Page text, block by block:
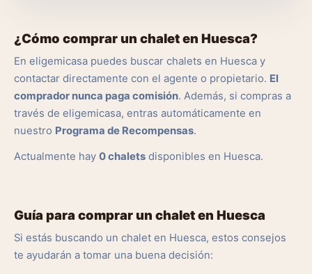
¿Cómo comprar un chalet en Huesca?
En eligemicasa puedes buscar chalets en Huesca y
contactar directamente con el agente o propietario. El
comprador nunca paga comisión. Además, si compras a
través de eligemicasa, entras automáticamente en
nuestro Programa de Recompensas.
Actualmente hay 0 chalets disponibles en Huesca.
Guía para comprar un chalet en Huesca
Si estás buscando un chalet en Huesca, estos consejos
te ayudarán a tomar una buena decisión: